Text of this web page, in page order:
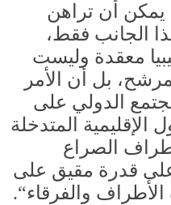
يمكن أن تراهن
الجانب فقط،
معقدة وليست
بل أن الأمر
الدولي على
المتدخلة
الصراع
على قدرة مقيق على
الأطراف والفرقاء“.